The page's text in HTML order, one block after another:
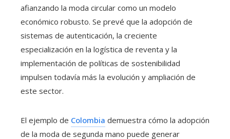
afianzando la moda circular como un modelo
económico robusto. Se prevé que la adopción de
sistemas de autenticación, la creciente
especialización en la logística de reventa y la
implementación de políticas de sostenibilidad
impulsen todavía más la evolución y ampliación de
este sector.
El ejemplo de Colombia demuestra cómo la adopción
de la moda de segunda mano puede generar